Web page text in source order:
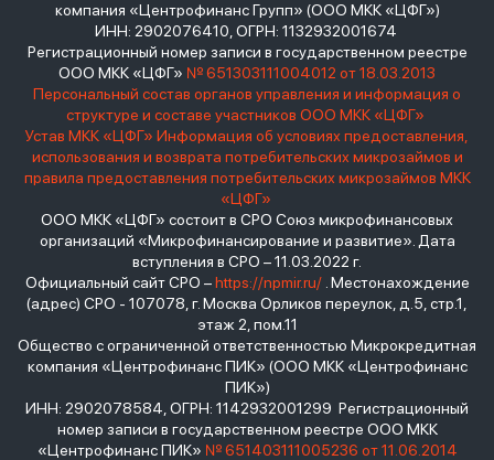
компания «Центрофинанс Групп» (ООО МКК «ЦФГ»)
ИНН: 2902076410, ОГРН: 1132932001674
Регистрационный номер записи в государственном реестре
ООО МКК «ЦФГ» № 651303111004012 от 18.03.2013
Персональный состав органов управления и информация о
структуре и составе участников ООО МКК «ЦФГ»
Устав МКК «ЦФГ» Информация об условиях предоставления,
использования и возврата потребительских микрозаймов и
правила предоставления потребительских микрозаймов МКК
«ЦФГ»
ООО МКК «ЦФГ» состоит в СРО Союз микрофинансовых
организаций «Микрофинансирование и развитие». Дата
вступления в СРО – 11.03.2022 г.
Официальный сайт СРО –https://npmir.ru/. Местонахождение
(адрес) СРО - 107078, г. Москва Орликов переулок, д.5, стр.1,
этаж 2, пом.11
Общество с ограниченной ответственностью Микрокредитная
компания «Центрофинанс ПИК» (ООО МКК «Центрофинанс
ПИК»)
ИНН: 2902078584, ОГРН: 1142932001299 Регистрационный
номер записи в государственном реестре ООО МКК
«Центрофинанс ПИК» № 651403111005236 от 11.06.2014